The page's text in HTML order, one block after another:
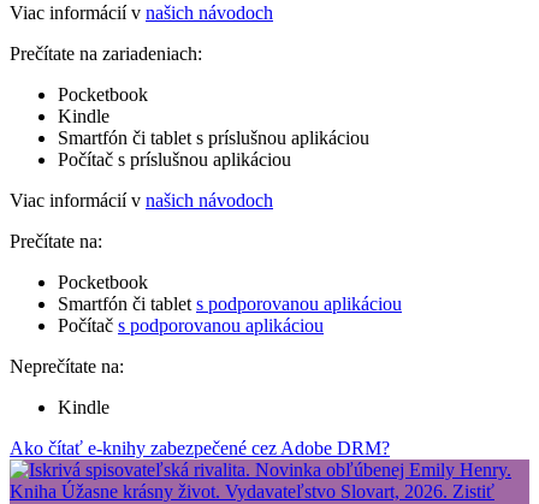
Viac informácií v našich návodoch
Prečítate na zariadeniach:
Pocketbook
Kindle
Smartfón či tablet s príslušnou aplikáciou
Počítač s príslušnou aplikáciou
Viac informácií v našich návodoch
Prečítate na:
Pocketbook
Smartfón či tablet s podporovanou aplikáciou
Počítač s podporovanou aplikáciou
Neprečítate na:
Kindle
Ako čítať e-knihy zabezpečené cez Adobe DRM?